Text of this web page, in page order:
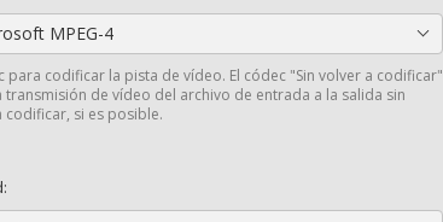
MPEG-4
para codificar la pista de vídeo. El códec "Sin volver a codificar"
transmisión de vídeo del archivo de entrada a la salida sin
codificar, si es posible.